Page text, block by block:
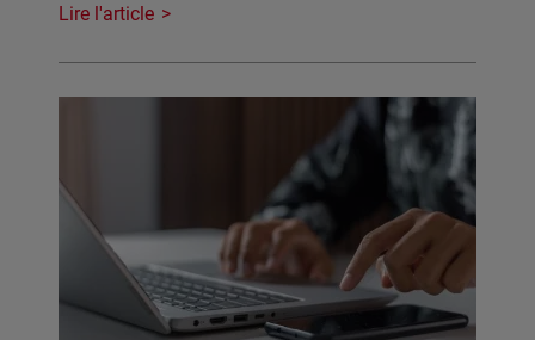
Lire l'article